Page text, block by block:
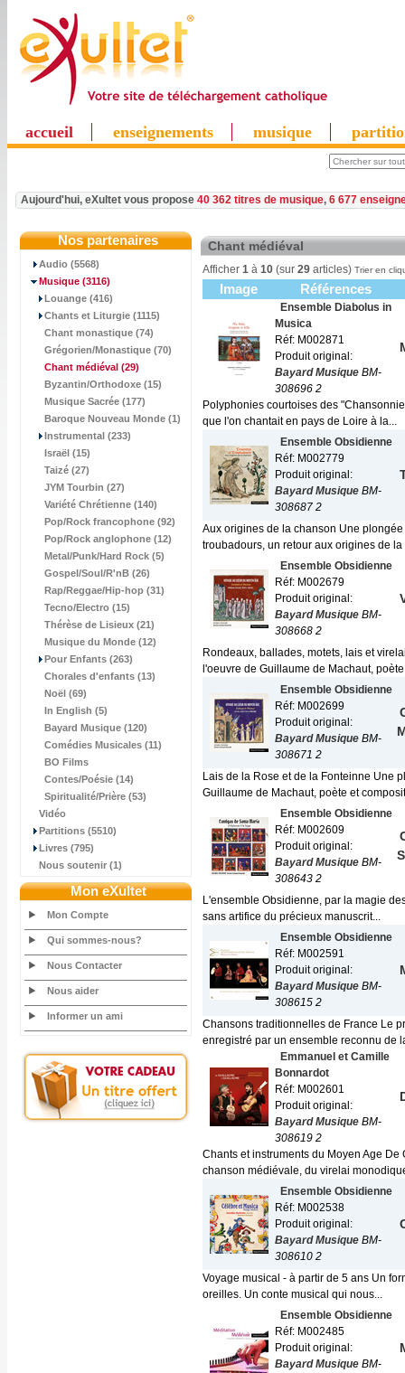
accueil enseignements musique
Aujourd'hui, eXultet vous propose 40 362 titres de musique, 6 677
Nos partenaires
Audio (5568)
Musique (3116)
Louange (416)
Chants et Liturgie (1115)
Chant monastique (74)
Grégorien/Monastique (70)
Chant médiéval (29)
Byzantin/Orthodoxe (15)
Musique Sacrée (177)
Baroque Nouveau Monde (1)
Instrumental (233)
Israël (15)
Taizé (27)
JYM Tourbin (27)
Variété Chrétienne (140)
Pop/Rock francophone (92)
Pop/Rock anglophone (12)
Metal/Punk/Hard Rock (5)
Gospel/Soul/R'nB (26)
Rap/Reggae/Hip-hop (31)
Tecno/Electro (15)
Thérèse de Lisieux (21)
Musique du Monde (12)
Pour Enfants (263)
Chorales d'enfants (13)
Noël (69)
In English (5)
Bayard Musique (120)
Comédies Musicales (11)
BO Films
Contes/Poésie (14)
Spiritualité/Prière (53)
Vidéo
Partitions (5510)
Livres (795)
Nous soutenir (1)
Mon eXultet
Mon Compte
Qui sommes-nous?
Nous Contacter
Nous aider
Informer un ami
Chant médiéval
Afficher 1 à 10 (sur 29 articles) Trier en
Image Références
Ensemble Diabolus in
Musica
Réf: M002871
Produit original:
Bayard Musique BM-
308696 2
Polyphonies courtoises des
que l'on chantait en pays de Loire à la...
Ensemble Obsidienne
Réf: M002779
Produit original:
Bayard Musique BM-
308687 2
Aux origines de la chanson Une
troubadours, un retour aux origines de la
Ensemble Obsidienne
Réf: M002679
Produit original:
Bayard Musique BM-
308668 2
Rondeaux, ballades, motets, lais et
l'oeuvre de Guillaume de Machaut,
Ensemble Obsidienne
Réf: M002699
Produit original:
Bayard Musique BM-
308671 2
Lais de la Rose et de la Fonteinne Une
Guillaume de Machaut, poète et
Ensemble Obsidienne
Réf: M002609
Produit original:
Bayard Musique BM-
308643 2
L'ensemble Obsidienne, par la magie
sans artifice du précieux manuscrit...
Ensemble Obsidienne
Réf: M002591
Produit original:
Bayard Musique BM-
308615 2
Chansons traditionnelles de France Le
enregistré par un ensemble reconnu de
Emmanuel et Camille
Bonnardot
Réf: M002601
Produit original:
Bayard Musique BM-
308619 2
Chants et instruments du Moyen Age
chanson médiévale, du virelai
Ensemble Obsidienne
Réf: M002538
Produit original:
Bayard Musique BM-
308610 2
Voyage musical - à partir de 5 ans Un
oreilles. Un conte musical qui nous...
Ensemble Obsidienne
Réf: M002485
Produit original:
Bayard Musique BM-